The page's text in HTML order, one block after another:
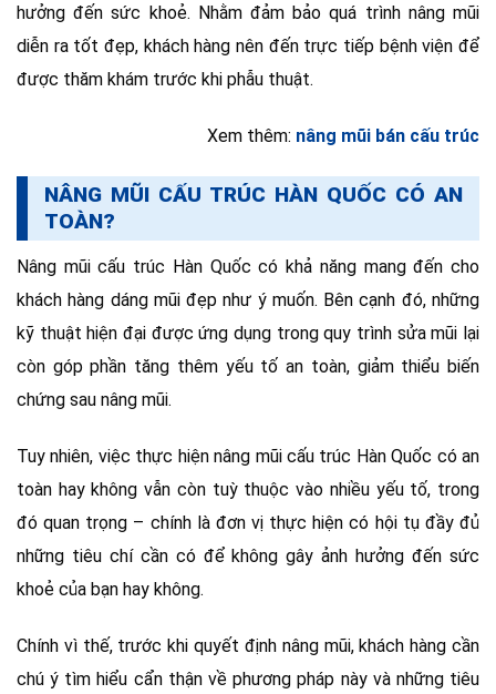
hưởng đến sức khoẻ. Nhằm đảm bảo quá trình nâng mũi
diễn ra tốt đẹp, khách hàng nên đến trực tiếp bệnh viện để
được thăm khám trước khi phẫu thuật.
Xem thêm: nâng mũi bán cấu trúc
NÂNG MŨI CẤU TRÚC HÀN QUỐC CÓ AN
TOÀN?
Nâng mũi cấu trúc Hàn Quốc có khả năng mang đến cho
khách hàng dáng mũi đẹp như ý muốn. Bên cạnh đó, những
kỹ thuật hiện đại được ứng dụng trong quy trình sửa mũi lại
còn góp phần tăng thêm yếu tố an toàn, giảm thiểu biến
chứng sau nâng mũi.
Tuy nhiên, việc thực hiện nâng mũi cấu trúc Hàn Quốc có an
toàn hay không vẫn còn tuỳ thuộc vào nhiều yếu tố, trong
đó quan trọng – chính là đơn vị thực hiện có hội tụ đầy đủ
những tiêu chí cần có để không gây ảnh hưởng đến sức
khoẻ của bạn hay không.
Chính vì thế, trước khi quyết định nâng mũi, khách hàng cần
chú ý tìm hiểu cẩn thận về phương pháp này và những tiêu